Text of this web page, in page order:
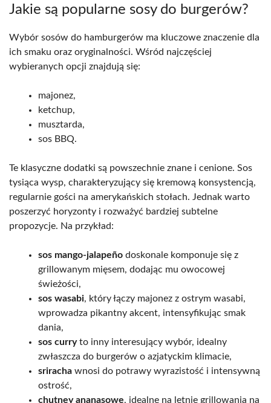
Jakie są popularne sosy do burgerów?
Wybór sosów do hamburgerów ma kluczowe znaczenie dla
ich smaku oraz oryginalności. Wśród najczęściej
wybieranych opcji znajdują się:
majonez,
ketchup,
musztarda,
sos BBQ.
Te klasyczne dodatki są powszechnie znane i cenione. Sos
tysiąca wysp, charakteryzujący się kremową konsystencją,
regularnie gości na amerykańskich stołach. Jednak warto
poszerzyć horyzonty i rozważyć bardziej subtelne
propozycje. Na przykład:
sos mango-jalapeño doskonale komponuje się z
grillowanym mięsem, dodając mu owocowej
świeżości,
sos wasabi, który łączy majonez z ostrym wasabi,
wprowadza pikantny akcent, intensyfikując smak
dania,
sos curryto inny interesujący wybór, idealny
zwłaszcza do burgerów o azjatyckim klimacie,
sriracha wnosi do potrawy wyrazistość i intensywną
ostrość,
chutney ananasowe, idealne na letnie grillowania na